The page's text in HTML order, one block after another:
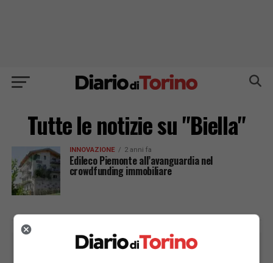
Tutte le notizie su "Biella"
INNOVAZIONE 2 anni fa
Edileco Piemonte all’avanguardia nel
crowdfunding immobiliare
PUBBLICITÀ